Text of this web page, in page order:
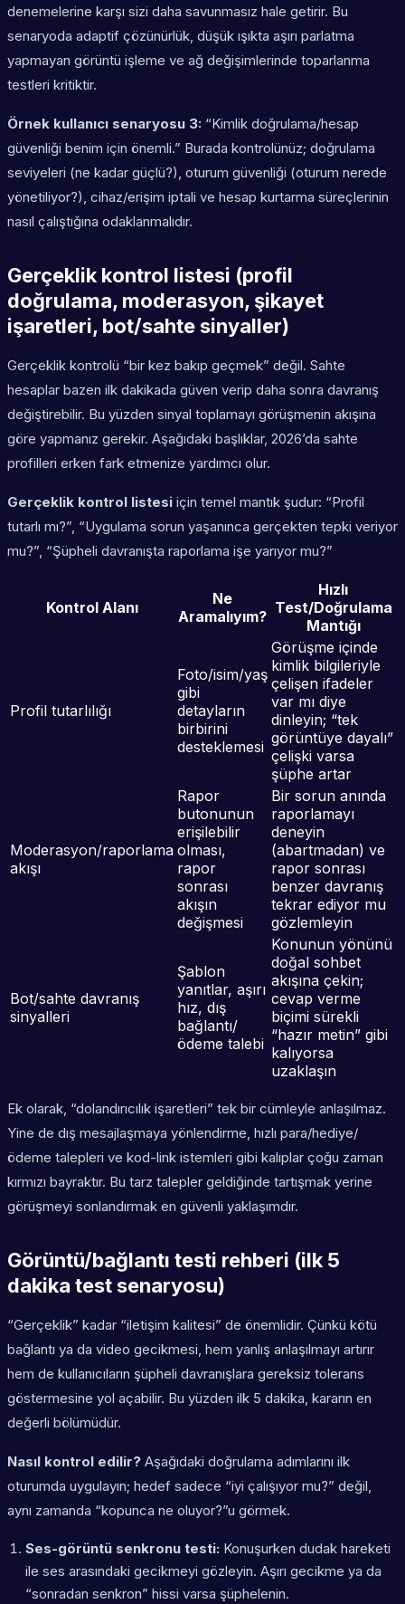
denemelerine karşı sizi daha savunmasız hale getirir. Bu
senaryoda adaptif çözünürlük, düşük ışıkta aşırı parlatma
yapmayan görüntü işleme ve ağ değişimlerinde toparlanma
testleri kritiktir.
Örnek kullanıcı senaryosu 3: “Kimlik doğrulama/hesap
güvenliği benim için önemli.” Burada kontrolünüz; doğrulama
seviyeleri (ne kadar güçlü?), oturum güvenliği (oturum nerede
yönetiliyor?), cihaz/erişim iptali ve hesap kurtarma süreçlerinin
nasıl çalıştığına odaklanmalıdır.
Gerçeklik kontrol listesi (profil
doğrulama, moderasyon, şikayet
işaretleri, bot/sahte sinyaller)
Gerçeklik kontrolü “bir kez bakıp geçmek” değil. Sahte
hesaplar bazen ilk dakikada güven verip daha sonra davranış
değiştirebilir. Bu yüzden sinyal toplamayı görüşmenin akışına
göre yapmanız gerekir. Aşağıdaki başlıklar, 2026’da sahte
profilleri erken fark etmenize yardımcı olur.
Gerçeklik kontrol listesi için temel mantık şudur: “Profil
tutarlı mı?”, “Uygulama sorun yaşanınca gerçekten tepki veriyor
mu?”, “Şüpheli davranışta raporlama işe yarıyor mu?”
Kontrol Alanı
Ne
Aramalıyım?
Hızlı
Test/Doğrulama
Mantığı
Profil tutarlılığı
Foto/isim/yaş
gibi
detayların
birbirini
desteklemesi
Görüşme içinde
kimlik bilgileriyle
çelişen ifadeler
var mı diye
dinleyin; “tek
görüntüye dayalı”
çelişki varsa
şüphe artar
Moderasyon/raporlama
akışı
Rapor
butonunun
erişilebilir
olması,
rapor
sonrası
akışın
değişmesi
Bir sorun anında
raporlamayı
deneyin
(abartmadan) ve
rapor sonrası
benzer davranış
tekrar ediyor mu
gözlemleyin
Bot/sahte davranış
sinyalleri
Şablon
yanıtlar, aşırı
hız, dış
bağlantı/
ödeme talebi
Konunun yönünü
doğal sohbet
akışına çekin;
cevap verme
biçimi sürekli
“hazır metin” gibi
kalıyorsa
uzaklaşın
Ek olarak, “dolandırıcılık işaretleri” tek bir cümleyle anlaşılmaz.
Yine de dış mesajlaşmaya yönlendirme, hızlı para/hediye/
ödeme talepleri ve kod-link istemleri gibi kalıplar çoğu zaman
kırmızı bayraktır. Bu tarz talepler geldiğinde tartışmak yerine
görüşmeyi sonlandırmak en güvenli yaklaşımdır.
Görüntü/bağlantı testi rehberi (ilk 5
dakika test senaryosu)
“Gerçeklik” kadar “iletişim kalitesi” de önemlidir. Çünkü kötü
bağlantı ya da video gecikmesi, hem yanlış anlaşılmayı artırır
hem de kullanıcıların şüpheli davranışlara gereksiz tolerans
göstermesine yol açabilir. Bu yüzden ilk 5 dakika, kararın en
değerli bölümüdür.
Nasıl kontrol edilir? Aşağıdaki doğrulama adımlarını ilk
oturumda uygulayın; hedef sadece “iyi çalışıyor mu?” değil,
aynı zamanda “kopunca ne oluyor?”u görmek.
Ses-görüntü senkronu testi: Konuşurken dudak hareketi
ile ses arasındaki gecikmeyi gözleyin. Aşırı gecikme ya da
“sonradan senkron” hissi varsa şüphelenin.